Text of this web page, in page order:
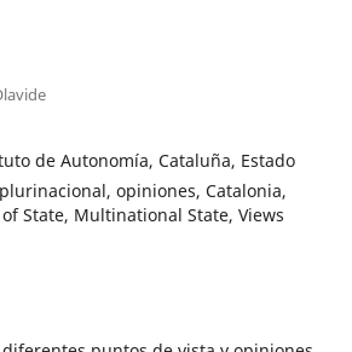
de Autonomía, Cataluña, Estado
opiniones, Catalonia,
State, Multinational State, Views